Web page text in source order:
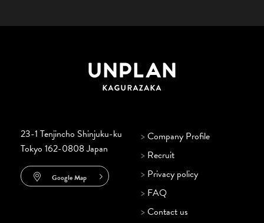
23-1 Tenjincho Shinjuku-ku
Tokyo 162-0808 Japan
Google Map
>Company Profile
> Recruit
> Privacy policy
> FAQ
>Contact us